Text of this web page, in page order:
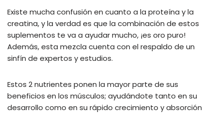
Existe mucha confusión en cuanto a la proteína y la
creatina, y la verdad es que la combinación de estos
suplementos te va a ayudar mucho, ¡es oro puro!
Además, esta mezcla cuenta con el respaldo de un
sinfín de expertos y estudios.
Estos 2 nutrientes ponen la mayor parte de sus
beneficios en los músculos; ayudándote tanto en su
desarrollo como en su rápido crecimiento y absorción